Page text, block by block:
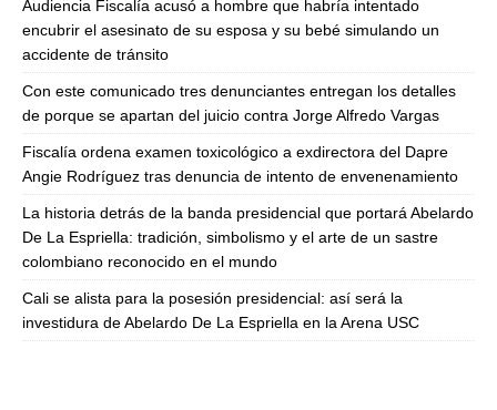
Audiencia Fiscalía acusó a hombre que habría intentado
encubrir el asesinato de su esposa y su bebé simulando un
accidente de tránsito
Con este comunicado tres denunciantes entregan los detalles
de porque se apartan del juicio contra Jorge Alfredo Vargas
Fiscalía ordena examen toxicológico a exdirectora del Dapre
Angie Rodríguez tras denuncia de intento de envenenamiento
La historia detrás de la banda presidencial que portará Abelardo
De La Espriella: tradición, simbolismo y el arte de un sastre
colombiano reconocido en el mundo
Cali se alista para la posesión presidencial: así será la
investidura de Abelardo De La Espriella en la Arena USC